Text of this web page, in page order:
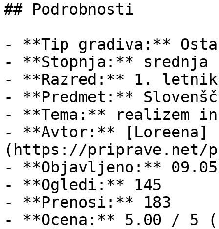
## Podrobnosti
- **Tip gradiva:**
- **Stopnja:** srednja
- **Razred:** 1. letnik
- **Predmet:**
- **Tema:** realizem
- **Avtor:** [Loreena]
(https://priprave.net/
- **Objavljeno:**
- **Ogledi:** 145
- **Prenosi:** 183
- **Ocena:** 5.00 / 5